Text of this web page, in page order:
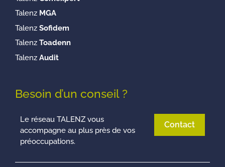
Talenz MGA
Talenz Sofidem
Talenz Toadenn
Talenz Audit
Besoin d’un conseil ?
Le réseau TALENZ vous
accompagne au plus près de vos
préoccupations.
Contact